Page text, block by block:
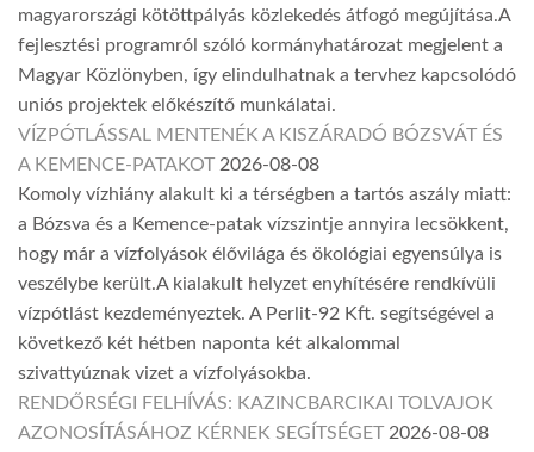
magyarországi kötöttpályás közlekedés átfogó megújítása.A
fejlesztési programról szóló kormányhatározat megjelent a
Magyar Közlönyben, így elindulhatnak a tervhez kapcsolódó
uniós projektek előkészítő munkálatai.
VÍZPÓTLÁSSAL MENTENÉK A KISZÁRADÓ BÓZSVÁT ÉS
A KEMENCE-PATAKOT 2026-08-08
Komoly vízhiány alakult ki a térségben a tartós aszály miatt:
a Bózsva és a Kemence-patak vízszintje annyira lecsökkent,
hogy már a vízfolyások élővilága és ökológiai egyensúlya is
veszélybe került.A kialakult helyzet enyhítésére rendkívüli
vízpótlást kezdeményeztek. A Perlit-92 Kft. segítségével a
következő két hétben naponta két alkalommal
szivattyúznak vizet a vízfolyásokba.
RENDŐRSÉGI FELHÍVÁS: KAZINCBARCIKAI TOLVAJOK
AZONOSÍTÁSÁHOZ KÉRNEK SEGÍTSÉGET 2026-08-08